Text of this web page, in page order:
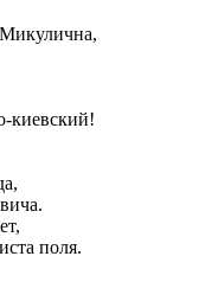
киевский!
поля.